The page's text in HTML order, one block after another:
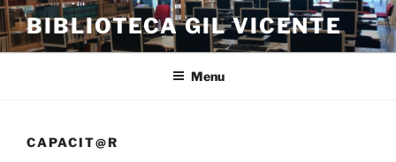
Saltar
para
o
BIBLIOTECA GIL VICENTE
Menu
CAPACIT@R